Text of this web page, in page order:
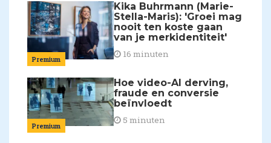
Premium
Kika Buhrmann (Marie-
Stella-Maris): 'Groei mag
nooit ten koste gaan
van je merkidentiteit'
16 minuten
Premium
Hoe video-AI derving,
fraude en conversie
beïnvloedt
5 minuten